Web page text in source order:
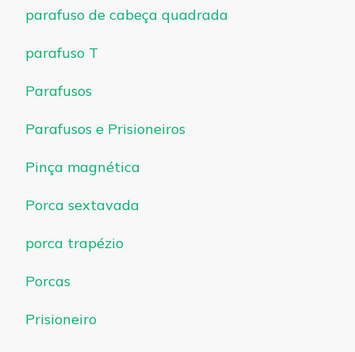
parafuso de cabeça quadrada
parafuso T
Parafusos
Parafusos e Prisioneiros
Pinça magnética
Porca sextavada
porca trapézio
Porcas
Prisioneiro